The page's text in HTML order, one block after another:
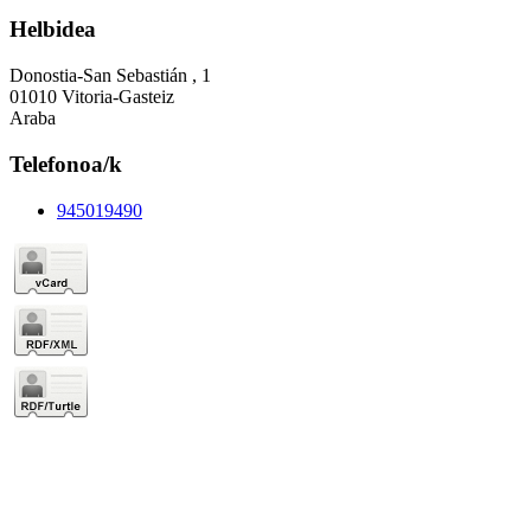
Helbidea
Donostia-San Sebastián , 1
01010 Vitoria-Gasteiz
Araba
Telefonoa/k
945019490